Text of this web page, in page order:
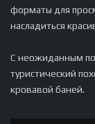
форматы для
насладиться
С неожиданным
туристический
кровавой баней.